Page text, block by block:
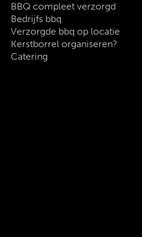
BBQ compleet verzorgd
Bedrijfs bbq
Verzorgde bbq op locatie
Kerstborrel organiseren?
Catering